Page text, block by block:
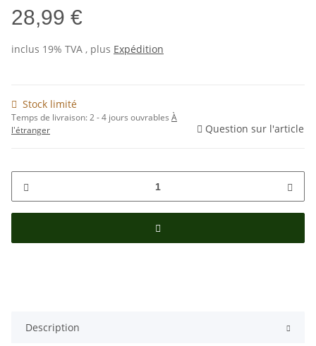
28,99 €
inclus 19% TVA , plus Expédition
Stock limité
Temps de livraison:2 - 4 jours ouvrables À
l'étranger
Question sur l'article
Description